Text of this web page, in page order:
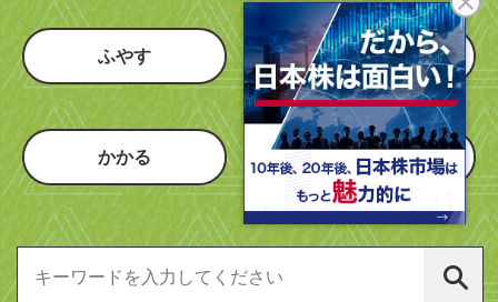
ふやす つかう
かかる 知恵のハコ